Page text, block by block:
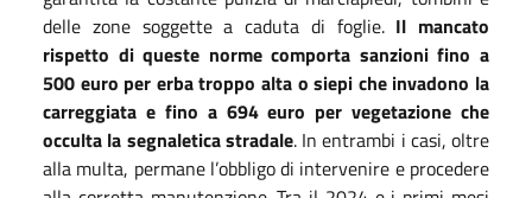
delle zone soggette a caduta di foglie. Il mancato
rispetto di queste norme comporta sanzioni fino a
500 euro per erba troppo alta o siepi che invadono la
carreggiata e fino a 694 euro per vegetazione che
occulta la segnaletica stradale. In entrambi i casi, oltre
alla multa, permane l’obbligo di intervenire e procedere